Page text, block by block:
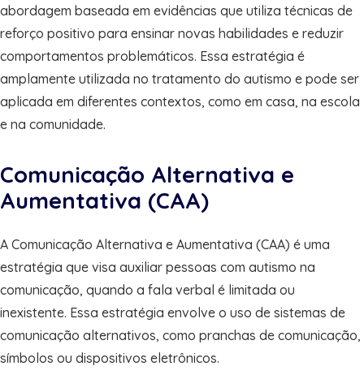
abordagem baseada em evidências que utiliza técnicas de
reforço positivo para ensinar novas habilidades e reduzir
comportamentos problemáticos. Essa estratégia é
amplamente utilizada no tratamento do autismo e pode ser
aplicada em diferentes contextos, como em casa, na escola
e na comunidade.
Comunicação Alternativa e
Aumentativa (CAA)
A Comunicação Alternativa e Aumentativa (CAA) é uma
estratégia que visa auxiliar pessoas com autismo na
comunicação, quando a fala verbal é limitada ou
inexistente. Essa estratégia envolve o uso de sistemas de
comunicação alternativos, como pranchas de comunicação,
símbolos ou dispositivos eletrônicos.